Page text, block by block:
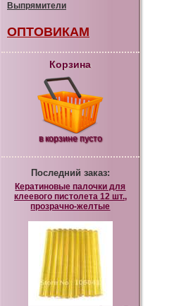
Выпрямители
ОПТОВИКАМ
Корзина
в корзине пусто
Последний заказ:
Кератиновые палочки для
клеевого пистолета 12 шт.,
прозрачно-желтые